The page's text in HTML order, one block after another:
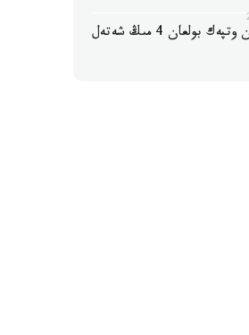
شىلدەدە شەكارادان وتپەك بولعان 4 مىڭ شەتەل